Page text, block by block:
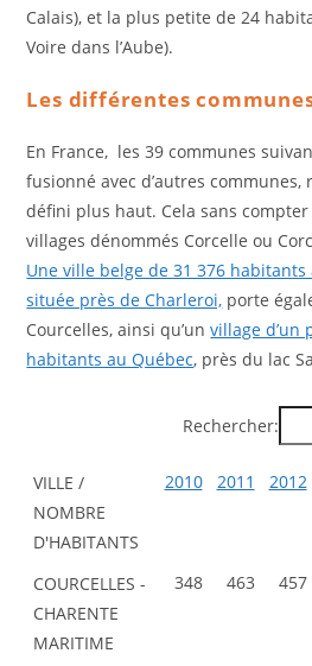
Calais), et la plus petite de 24
Voire dans l’Aube).
Les différentes
En France, les 39 communes
fusionné avec d’autres
défini plus haut. Cela sans
villages dénommés Corcelle ou
Une ville belge de 31 376
située près de Charleroi, porte
Courcelles, ainsi qu’unvillage d’un
habitants au Québec, près du lac
Rechercher:
VILLE /
NOMBRE
D'HABITANTS
2010 2011 2012
COURCELLES -
CHARENTE
MARITIME
348 463 457